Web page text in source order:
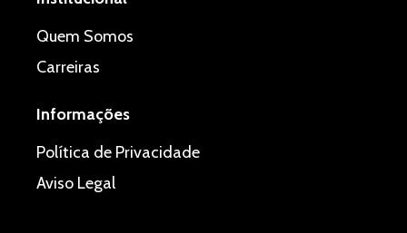
Quem Somos
Carreiras
Informações
Política de Privacidade
Aviso Legal